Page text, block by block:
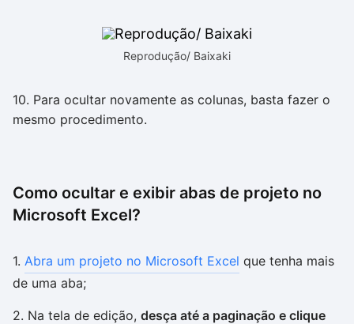
Reprodução/ Baixaki
10. Para ocultar novamente as colunas, basta fazer o
mesmo procedimento.
Como ocultar e exibir abas de projeto no
Microsoft Excel?
1. Abra um projeto no Microsoft Excel que tenha mais
de uma aba;
2. Na tela de edição, desça até a paginação e clique